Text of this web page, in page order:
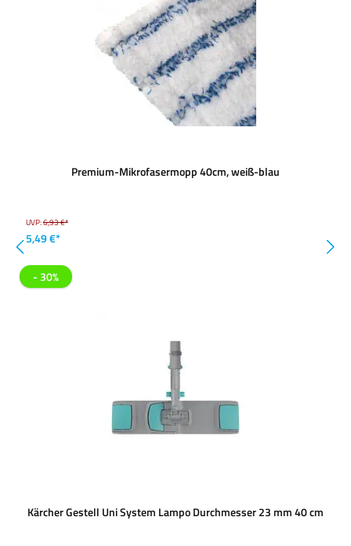
Premium-Mikrofasermopp 40cm, weiß-blau
UVP:6,93 €*
5,49 €*
- 30%
Kärcher Gestell Uni System Lampo Durchmesser 23 mm 40 cm